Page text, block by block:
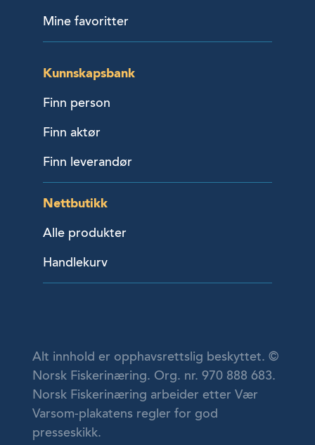
Mine favoritter
Kunnskapsbank
Finn person
Finn aktør
Finn leverandør
Nettbutikk
Alle produkter
Handlekurv
Alt innhold er opphavsrettslig beskyttet. ©
Norsk Fiskerinæring. Org. nr. 970 888 683.
Norsk Fiskerinæring arbeider etter Vær
Varsom-plakatens regler for god
presseskikk.